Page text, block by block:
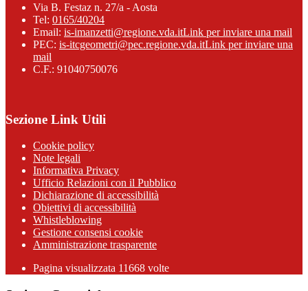
Via B. Festaz n. 27/a - Aosta
Tel: 0165/40204
Email: is-imanzetti@regione.vda.itLink per inviare una mail
PEC: is-itcgeometri@pec.regione.vda.itLink per inviare una
mail
C.F.: 91040750076
Sezione Link Utili
Cookie policy
Note legali
Informativa Privacy
Ufficio Relazioni con il Pubblico
Dichiarazione di accessibilità
Obiettivi di accessibilità
Whistleblowing
Gestione consensi cookie
Amministrazione trasparente
Pagina visualizzata 11668 volte